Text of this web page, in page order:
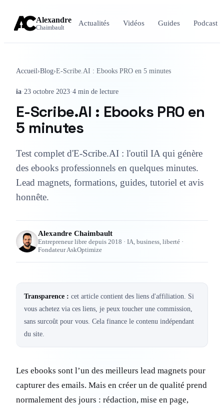
Alexandre
Chaimbault
Actualités Vidéos Guides Podcast
Accueil›Blog›E-Scribe.AI : Ebooks PRO en 5 minutes
ia·23 octobre 2023·4 min de lecture
E-Scribe.AI : Ebooks PRO en
5 minutes
Test complet d'E-Scribe.AI : l'outil IA qui génère
des ebooks professionnels en quelques minutes.
Lead magnets, formations, guides, tutoriel et avis
honnête.
Alexandre Chaimbault
Entrepreneur libre depuis 2018 · IA, business, liberté ·
Fondateur AskOptimize
Transparence : cet article contient des liens d'affiliation. Si
vous achetez via ces liens, je peux toucher une commission,
sans surcoût pour vous. Cela finance le contenu indépendant
du site.
Les ebooks sont l’un des meilleurs lead magnets pour
capturer des emails. Mais en créer un de qualité prend
normalement des jours : rédaction, mise en page,